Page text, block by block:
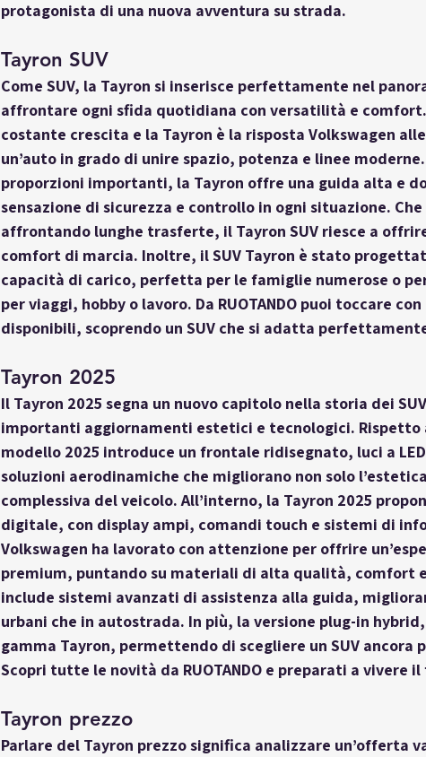
protagonista di una nuova avventura su strada.
Tayron SUV
Come SUV, la Tayron si inserisce perfettamente nel
affrontare ogni sfida quotidiana con versatilità e comfort.
costante crescita e la Tayron è la risposta Volkswagen
un’auto in grado di unire spazio, potenza e linee
proporzioni importanti, la Tayron offre una guida alta e
sensazione di sicurezza e controllo in ogni situazione.
affrontando lunghe trasferte, il Tayron SUV riesce a
comfort di marcia. Inoltre, il SUV Tayron è stato
capacità di carico, perfetta per le famiglie numerose o
per viaggi, hobby o lavoro. Da RUOTANDO puoi toccare
disponibili, scoprendo un SUV che si adatta
Tayron 2025
Il Tayron 2025 segna un nuovo capitolo nella storia dei
importanti aggiornamenti estetici e tecnologici.
modello 2025 introduce un frontale ridisegnato, luci a
soluzioni aerodinamiche che migliorano non solo
complessiva del veicolo. All’interno, la Tayron 2025
digitale, con display ampi, comandi touch e sistemi di
Volkswagen ha lavorato con attenzione per offrire
premium, puntando su materiali di alta qualità, comfort
include sistemi avanzati di assistenza alla guida,
urbani che in autostrada. In più, la versione plug-in
gamma Tayron, permettendo di scegliere un SUV ancora
Scopri tutte le novità da RUOTANDO e preparati a vivere
Tayron prezzo
Parlare del Tayron prezzo significa analizzare un’offerta